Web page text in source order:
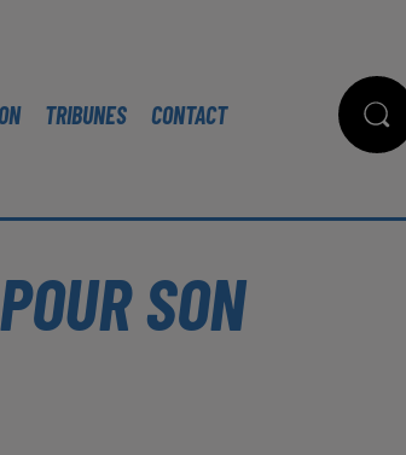
TRIBUNES CONTACT
SON